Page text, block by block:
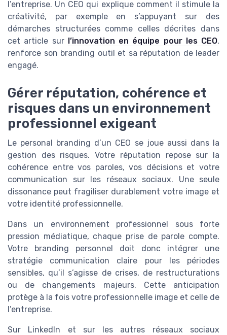
l’entreprise. Un CEO qui explique comment il stimule la
créativité, par exemple en s’appuyant sur des
démarches structurées comme celles décrites dans
cet article sur l’innovation en équipe pour les CEO,
renforce son branding outil et sa réputation de leader
engagé.
Gérer réputation, cohérence et
risques dans un environnement
professionnel exigeant
Le personal branding d’un CEO se joue aussi dans la
gestion des risques. Votre réputation repose sur la
cohérence entre vos paroles, vos décisions et votre
communication sur les réseaux sociaux. Une seule
dissonance peut fragiliser durablement votre image et
votre identité professionnelle.
Dans un environnement professionnel sous forte
pression médiatique, chaque prise de parole compte.
Votre branding personnel doit donc intégrer une
stratégie communication claire pour les périodes
sensibles, qu’il s’agisse de crises, de restructurations
ou de changements majeurs. Cette anticipation
protège à la fois votre professionnelle image et celle de
l’entreprise.
Sur LinkedIn et sur les autres réseaux sociaux